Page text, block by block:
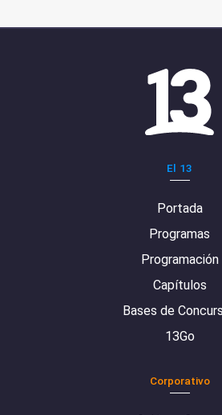
El 13
Portada
Programas
Programación
Capítulos
Bases de
13Go
Corporativo